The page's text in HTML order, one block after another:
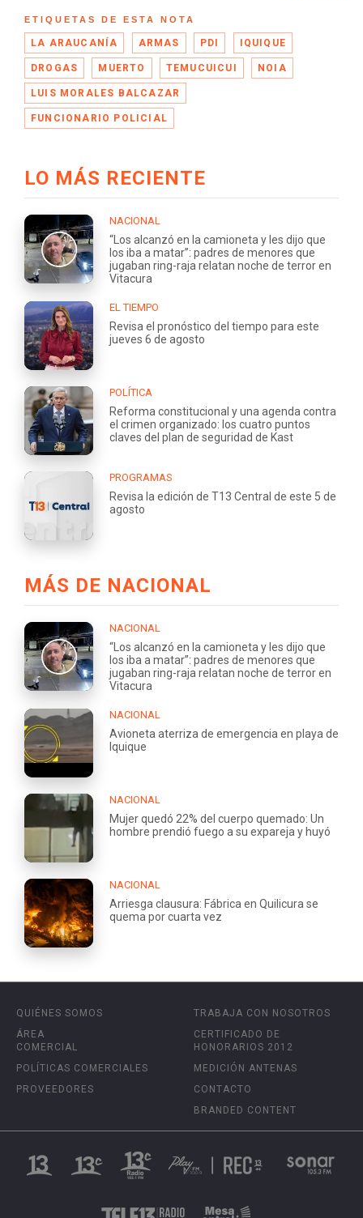
ETIQUETAS DE ESTA NOTA
LA ARAUCANÍA ARMAS PDI IQUIQUE
DROGAS MUERTO TEMUCUICUI NOIA
LUIS MORALES BALCAZAR
FUNCIONARIO POLICIAL
LO MÁS RECIENTE
NACIONAL
“Los alcanzó en la camioneta y les dijo que
los iba a matar”: padres de menores que
jugaban ring-raja relatan noche de terror en
Vitacura
EL TIEMPO
Revisa el pronóstico del tiempo para este
jueves 6 de agosto
POLÍTICA
Reforma constitucional y una agenda contra
el crimen organizado: los cuatro puntos
claves del plan de seguridad de Kast
PROGRAMAS
Revisa la edición de T13 Central de este 5 de
agosto
MÁS DE NACIONAL
NACIONAL
“Los alcanzó en la camioneta y les dijo que
los iba a matar”: padres de menores que
jugaban ring-raja relatan noche de terror en
Vitacura
NACIONAL
Avioneta aterriza de emergencia en playa de
Iquique
NACIONAL
Mujer quedó 22% del cuerpo quemado: Un
hombre prendió fuego a su expareja y huyó
NACIONAL
Arriesga clausura: Fábrica en Quilicura se
quema por cuarta vez
QUIÉNES SOMOS
ÁREA
COMERCIAL
POLÍTICAS COMERCIALES
PROVEEDORES
TRABAJA CON NOSOTROS
CERTIFICADO DE
HONORARIOS 2012
MEDICIÓN ANTENAS
CONTACTO
BRANDED CONTENT